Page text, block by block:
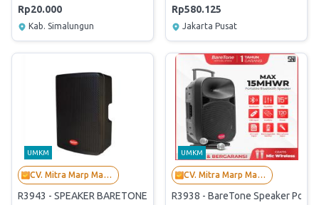
Rp20.000
Kab. Simalungun
Rp580.125
Jakarta Pusat
UMKM
CV. Mitra Marp Mandiri
R3943 - SPEAKER BARETONE MAX15RC
UMKM
CV. Mitra Marp Mandiri
R3938 - BareTone Speaker